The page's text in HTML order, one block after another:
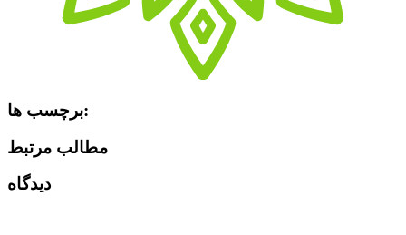
برچسب ها:
مطالب مرتبط
دیدگاه